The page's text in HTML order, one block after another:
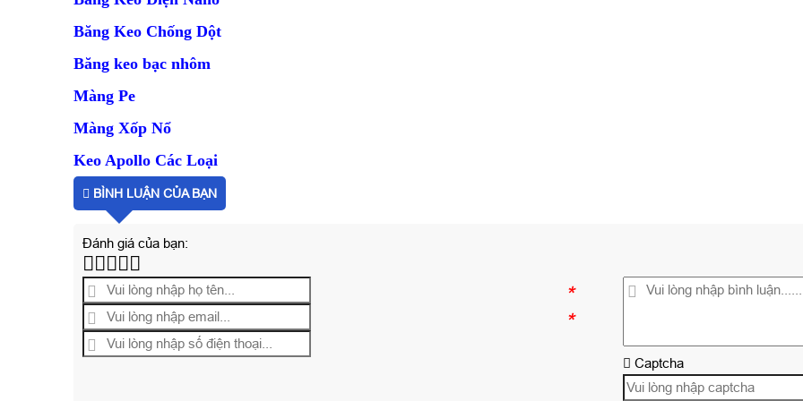
Băng Keo Chống Dột
Băng keo bạc nhôm
Màng Pe
Màng Xốp Nổ
Keo Apollo Các Loại
BÌNH LUẬN CỦA BẠN
Đánh giá của bạn:
*
*
Captcha